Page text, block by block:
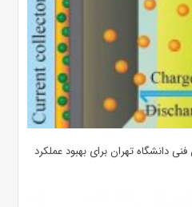
دانشگاه تهران برای بهبود عملکرد